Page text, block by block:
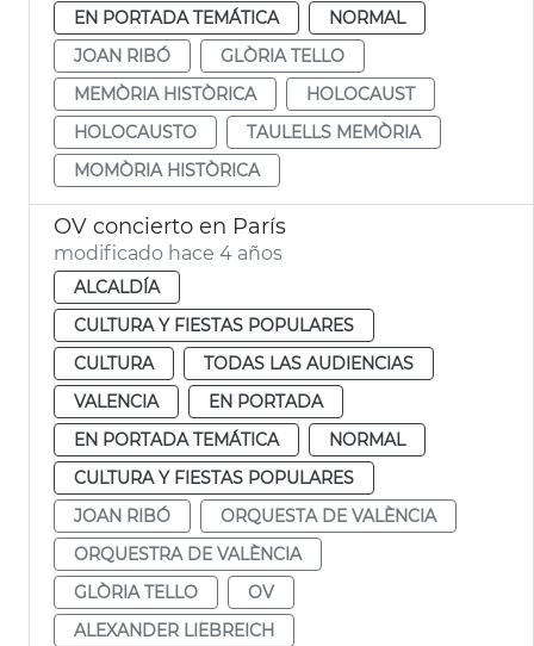
EN PORTADA TEMÁTICA
NORMAL
JOAN RIBÓ
GLÒRIA TELLO
MEMÒRIA HISTÒRICA
HOLOCAUST
HOLOCAUSTO
TAULELLS MEMÒRIA
MOMÒRIA HISTÒRICA
OV concierto en París
modificado hace 4 años
ALCALDÍA
CULTURA Y FIESTAS POPULARES
CULTURA
TODAS LAS AUDIENCIAS
VALENCIA
EN PORTADA
EN PORTADA TEMÁTICA
NORMAL
CULTURA Y FIESTAS POPULARES
JOAN RIBÓ
ORQUESTA DE VALÈNCIA
ORQUESTRA DE VALÈNCIA
GLÒRIA TELLO
OV
ALEXANDER LIEBREICH